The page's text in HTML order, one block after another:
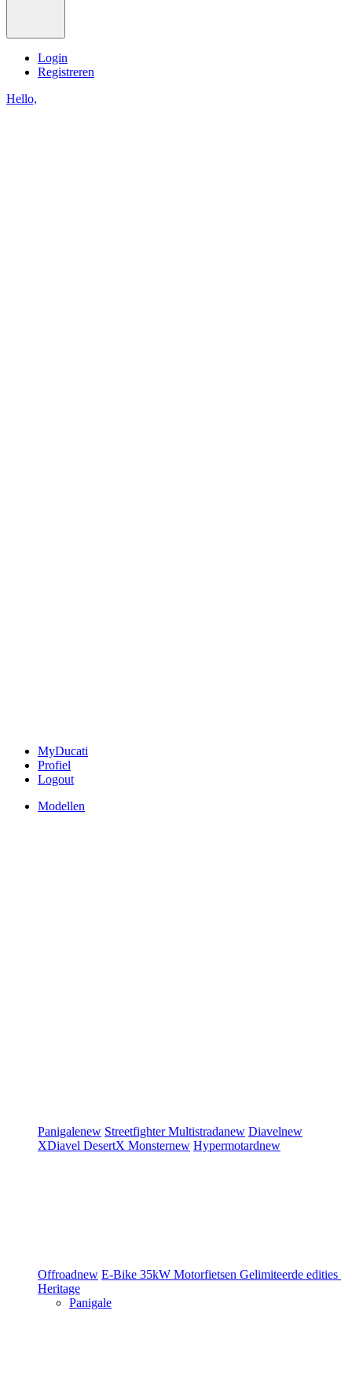
Login
Registreren
Hello,
MyDucati
Profiel
Logout
Modellen
Panigalenew StreetfighterMultistradanew Diavelnew
XDiavel DesertX Monsternew Hypermotardnew
Offroadnew E-Bike 35kW Motorfietsen Gelimiteerde edities
Heritage
Panigale